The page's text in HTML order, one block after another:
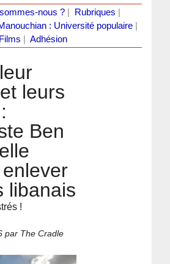
nous ?| Rubriques
: Université populaire
Films
Adhésion
leurs
Ben
libanais
!
par The Cradle